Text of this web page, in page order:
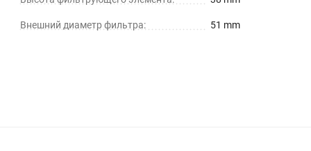
Внешний диаметр фильтра: 51 mm